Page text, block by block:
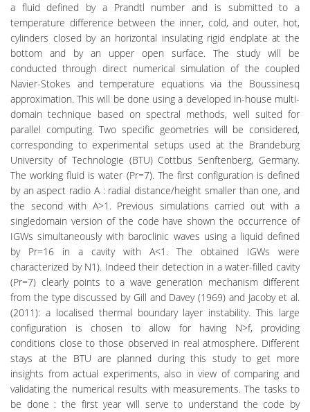
a fluid defined by a Prandtl number and is submitted to a
temperature difference between the inner, cold, and outer, hot,
cylinders closed by an horizontal insulating rigid endplate at the
bottom and by an upper open surface. The study will be
conducted through direct numerical simulation of the coupled
Navier-Stokes and temperature equations via the Boussinesq
approximation. This will be done using a developed in-house multi-
domain technique based on spectral methods, well suited for
parallel computing. Two specific geometries will be considered,
corresponding to experimental setups used at the Brandeburg
University of Technologie (BTU) Cottbus Senftenberg, Germany.
The working fluid is water (Pr=7). The first configuration is defined
by an aspect radio A : radial distance/height smaller than one, and
the second with A>1. Previous simulations carried out with a
singledomain version of the code have shown the occurrence of
IGWs simultaneously with baroclinic waves using a liquid defined
by Pr=16 in a cavity with A<1. The obtained IGWs were
characterized by N1). Indeed their detection in a water-filled cavity
(Pr=7) clearly points to a wave generation mechanism different
from the type discussed by Gill and Davey (1969) and Jacoby et al.
(2011): a localised thermal boundary layer instability. This large
configuration is chosen to allow for having N>f, providing
conditions close to those observed in real atmosphere. Different
stays at the BTU are planned during this study to get more
insights from actual experiments, also in view of comparing and
validating the numerical results with measurements. The tasks to
be done : the first year will serve to understand the code by